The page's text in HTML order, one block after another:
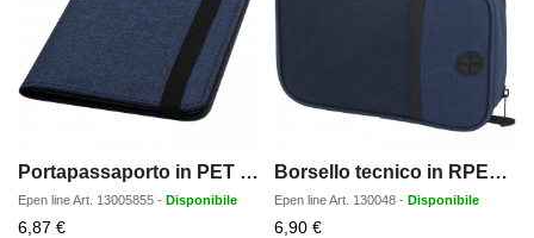
Portapassaporto in PET riciclato certificato GRS con protezione RFID Ross
Epen lineArt. 13005855 - Disponibile
6,87 €Prezzo
Borsello tecnico in RPET certificato GRS Ross - 1L
Epen lineArt. 130048 - Disponibile
6,90 €Prezzo